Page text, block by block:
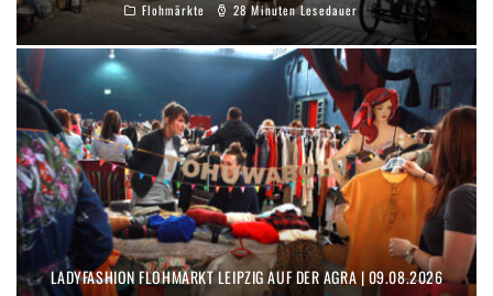
Flohmärkte 28 Minuten Lesedauer
LADYFASHION FLOHMARKT LEIPZIG AUF DER AGRA | 09.08.2026